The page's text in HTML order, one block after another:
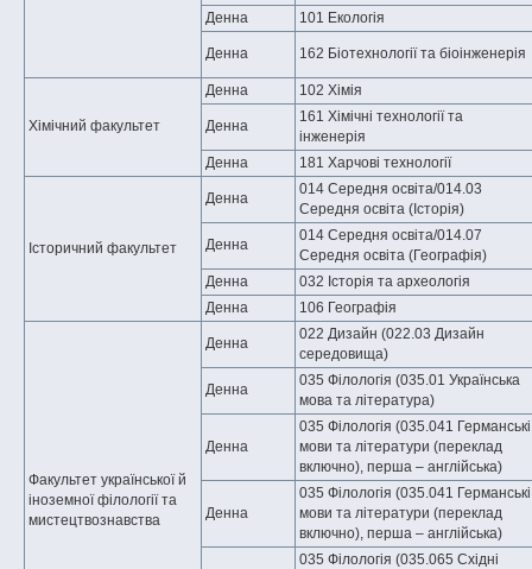
Денна 101 Екологія
Денна 162 Біотехнології та біоінженерія
Хімічний факультет
Денна 102 Хімія
Денна
161 Хімічні технології та
інженерія
Денна
181 Харчові технології
Історичний факультет
Денна
014 Середня освіта/014.03
Середня освіта (Історія)
Денна
014 Середня освіта/014.07
Середня освіта (Географія)
Денна
032 Історія та археологія
Денна
106 Географія
Факультет української й
іноземної філології та
мистецтвознавства
Денна
022 Дизайн (022.03 Дизайн
середовища)
Денна
035 Філологія (035.01 Українська
мова та література)
Денна
035 Філологія (035.041 Германські
мови та літератури (переклад
включно), перша – англійська)
Денна
035 Філологія (035.041 Германські
мови та літератури (переклад
включно), перша – англійська)
035 Філологія (035.065 Східні